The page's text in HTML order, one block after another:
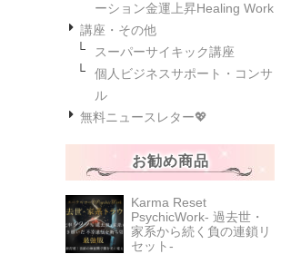
ーション金運上昇Healing Work
講座・その他
スーパーサイキック講座
個人ビジネスサポート・コンサ
ル
無料ニュースレター💖
お勧め商品
Karma Reset
PsychicWork‐ 過去世・
家系から続く負の連鎖リ
セット‐